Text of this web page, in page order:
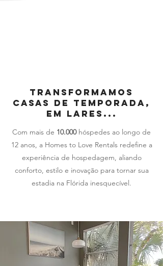
transformamos
casas de temporada,
em lares...
Com mais de 10.000 hóspedes ao longo de
12 anos, a Homes to Love Rentals redefine a
experiência de hospedagem, aliando
conforto, estilo e inovação para tornar sua
estadia na Flórida inesquecível.